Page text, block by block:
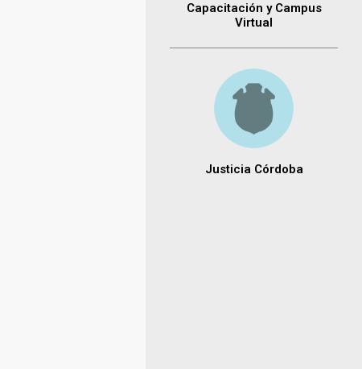
Capacitación y Campus
Virtual
Justicia Córdoba